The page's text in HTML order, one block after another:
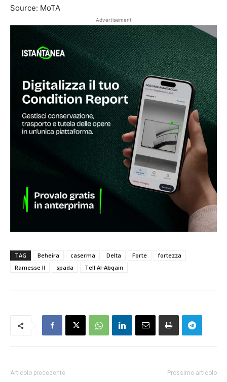
Source: MoTA
Advertisement
TAG Beheira caserma Delta Forte
fortezza
Ramesse II
spada Tell Al-Abqain
Articolo precedente Prossimo articolo